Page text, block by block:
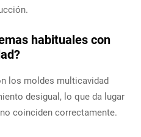
habituales con
los moldes multicavidad
desigual, lo que da lugar
coinciden correctamente.